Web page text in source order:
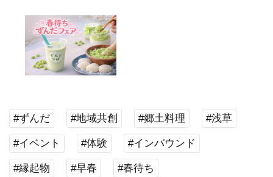
#ずんだ #地域共創 #郷土料理 #浅草
#イベント #体験 #インバウンド
#縁起物 #早春 #春待ち